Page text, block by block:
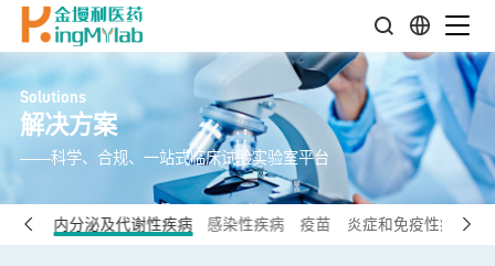
Solutions
解决方案
——科学、合规、一站式临床试验实验室平台
肿瘤 内分泌及代谢性疾病 感染性疾病 疫苗 炎症和免疫性疾病